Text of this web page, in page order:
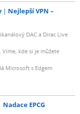
Nejlepší VPN –
DAC a Dirac Live
kde si je můžete
Microsoft s Edgem
Nadace EPCG